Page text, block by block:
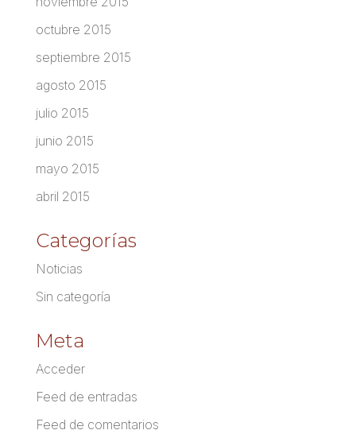
octubre 2015
septiembre 2015
agosto 2015
julio 2015
junio 2015
mayo 2015
abril 2015
Categorías
Noticias
Sin categoría
Meta
Acceder
Feed de entradas
Feed de comentarios